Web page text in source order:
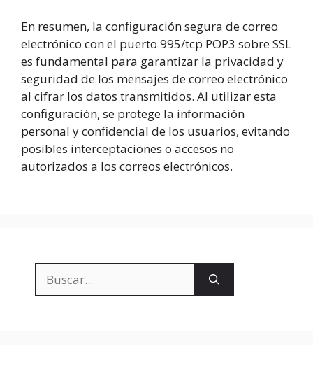
En resumen, la configuración segura de correo
electrónico con el puerto 995/tcp POP3 sobre SSL
es fundamental para garantizar la privacidad y
seguridad de los mensajes de correo electrónico
al cifrar los datos transmitidos. Al utilizar esta
configuración, se protege la información
personal y confidencial de los usuarios, evitando
posibles interceptaciones o accesos no
autorizados a los correos electrónicos.